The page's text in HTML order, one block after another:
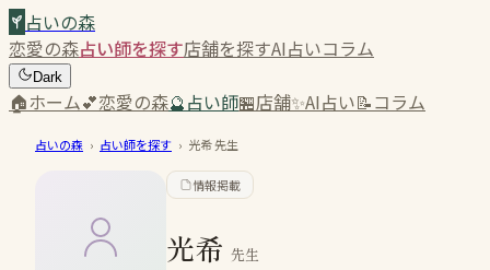
占いの森
恋愛の森占い師を探す店舗を探すAI占いコラム
Dark
🏠ホーム💕恋愛の森🔮占い師🏪店舗✨AI占い📝コラム
占いの森 › 占い師を探す › 光希先生
情報掲載
光希 先生